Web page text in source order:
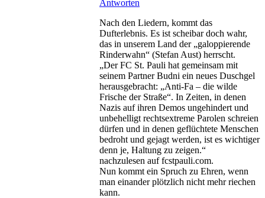
Antworten
Nach den Liedern, kommt das
Dufterlebnis. Es ist scheibar doch wahr,
das in unserem Land der „galoppierende
Rinderwahn“ (Stefan Aust) herrscht.
„Der FC St. Pauli hat gemeinsam mit
seinem Partner Budni ein neues Duschgel
herausgebracht: „Anti-Fa – die wilde
Frische der Straße“. In Zeiten, in denen
Nazis auf ihren Demos ungehindert und
unbehelligt rechtsextreme Parolen schreien
dürfen und in denen geflüchtete Menschen
bedroht und gejagt werden, ist es wichtiger
denn je, Haltung zu zeigen.“
nachzulesen auf fcstpauli.com.
Nun kommt ein Spruch zu Ehren, wenn
man einander plötzlich nicht mehr riechen
kann.